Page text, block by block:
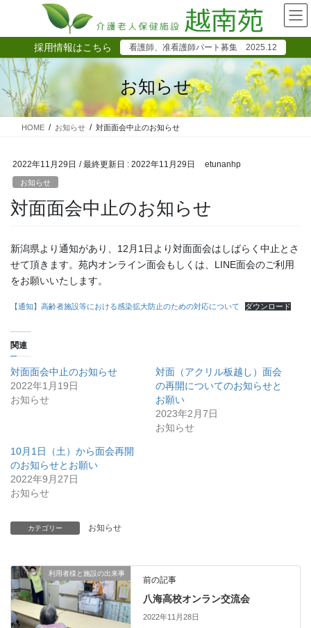
テ
ツ
に
移
ゲ
シ
ョ
ン
採用情報はこちら 看護師、准看護師パート募集 2025.12
お知らせ
HOME お知らせ 対面面会中止のお知らせ
2022年11月29日 / 最終更新日 : 2022年11月29日 etunanhp
お知らせ
対面面会中止のお知らせ
新潟県より通知があり、12月1日より対面面会はしばらく中止とさ
せて頂きます。苑内オンライン面会もしくは、LINE面会のご利用
をお願いいたします。
【通知】高齢者施設等における感染拡大防止のための対応について ダウンロード
関連
対面面会中止のお知らせ
2022年1月19日
お知らせ
対面（アクリル板越し）面会
の再開についてのお知らせと
お願い
2023年2月7日
お知らせ
10月1日（土）から面会再開
のお知らせとお願い
2022年9月27日
お知らせ
カテゴリー お知らせ
利用者様と施設の出来事
前の記事
八海高校オンラン交流会
2022年11月28日